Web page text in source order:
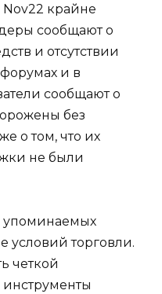
крайне
сообщают о
и отсутствии
и в
сообщают о
без
о том, что их
не были
упоминаемых
условий торговли.
четкой